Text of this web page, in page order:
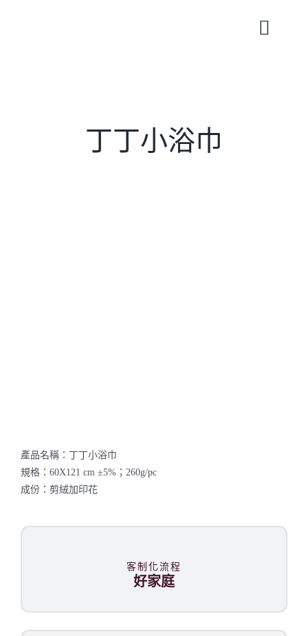
Toggle
丁丁小浴巾
產品名稱：丁丁小浴巾
規格：60X121 cm ±5%；260g/pc
成份：剪絨加印花
客制化流程
好家庭